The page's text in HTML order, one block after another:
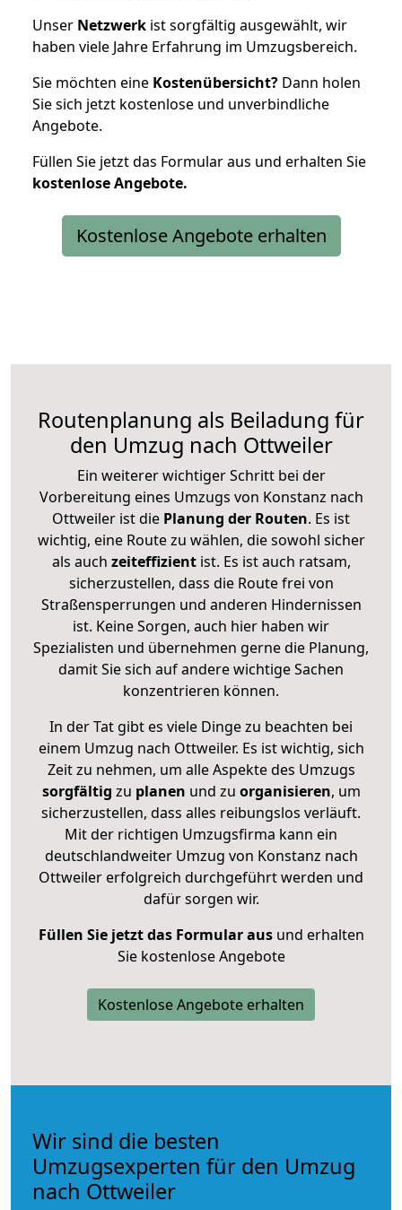
Unser Netzwerk ist sorgfältig ausgewählt, wir
haben viele Jahre Erfahrung im Umzugsbereich.
Sie möchten eine Kostenübersicht? Dann holen
Sie sich jetzt kostenlose und unverbindliche
Angebote.
Füllen Sie jetzt das Formular aus und erhalten Sie
kostenloseAngebote.
Kostenlose Angebote erhalten
Routenplanung als Beiladung für
den Umzug nach Ottweiler
Ein weiterer wichtiger Schritt bei der
Vorbereitung eines Umzugs von Konstanz nach
Ottweiler ist die Planung der Routen. Es ist
wichtig, eine Route zu wählen, die sowohl sicher
als auch zeiteffizientist. Es ist auch ratsam,
sicherzustellen, dass die Route frei von
Straßensperrungen und anderen Hindernissen
ist. Keine Sorgen, auch hier haben wir
Spezialisten und übernehmen gerne die Planung,
damit Sie sich auf andere wichtige Sachen
konzentrieren können.
In der Tat gibt es viele Dinge zu beachten bei
einem Umzug nach Ottweiler. Es ist wichtig, sich
Zeit zu nehmen, um alle Aspekte des Umzugs
sorgfältig zu planen und zu organisieren, um
sicherzustellen, dass alles reibungslos verläuft.
Mit der richtigen Umzugsfirma kann ein
deutschlandweiter Umzug von Konstanz nach
Ottweiler erfolgreich durchgeführt werden und
dafür sorgen wir.
Füllen Sie jetzt das Formular ausund erhalten
Sie kostenlose Angebote
Kostenlose Angebote erhalten
Wir sind die besten
Umzugsexperten für den Umzug
nach Ottweiler